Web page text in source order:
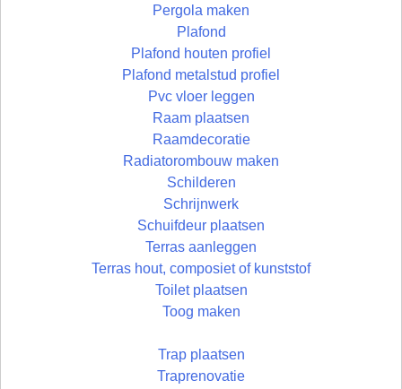
Pergola maken
Plafond
Plafond houten profiel
Plafond metalstud profiel
Pvc vloer leggen
Raam plaatsen
Raamdecoratie
Radiatorombouw maken
Schilderen
Schrijnwerk
Schuifdeur plaatsen
Terras aanleggen
Terras hout, composiet of kunststof
Toilet plaatsen
Toog maken
Trap plaatsen
Traprenovatie